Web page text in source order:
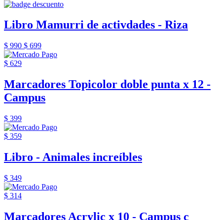
Libro Mamurri de activdades - Riza
$ 990 $ 699
$ 629
Marcadores Topicolor doble punta x 12 -
Campus
$ 399
$ 359
Libro - Animales increíbles
$ 349
$ 314
Marcadores Acrylic x 10 - Campus c